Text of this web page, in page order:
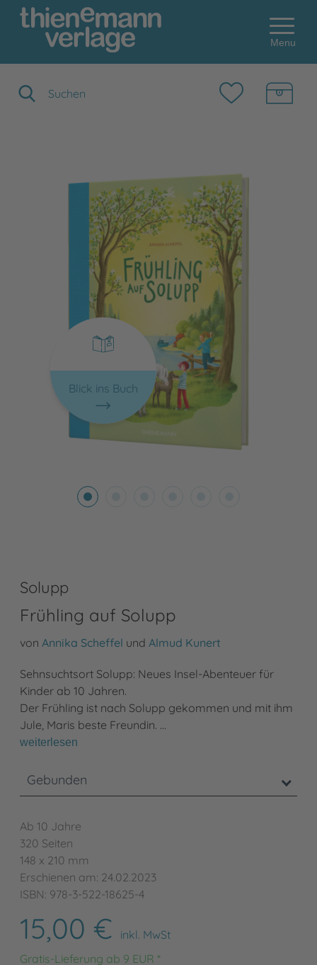
Menu
Blick ins Buch
Solupp
Frühling auf Solupp
von Annika Scheffel und Almud Kunert
Sehnsuchtsort Solupp: Neues Insel-Abenteuer für
Kinder ab 10 Jahren.
Der Frühling ist nach Solupp gekommen und mit ihm
Jule, Maris beste Freundin. …
weiterlesen
Gebunden
Ab 10 Jahre
320 Seiten
148 x 210 mm
Erschienen am: 24.02.2023
ISBN: 978-3-522-18625-4
15,00 €
inkl. MwSt
Gratis-Lieferung ab 9 EUR *